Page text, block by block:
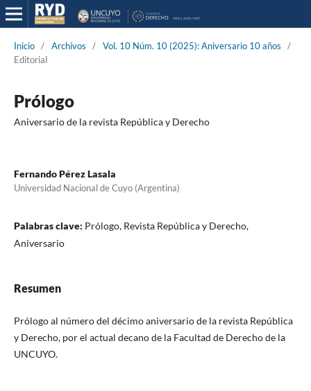
Inicio / Archivos / Vol. 10 Núm. 10 (2025): Aniversario 10 años
/
Editorial
Prólogo
Aniversario de la revista República y Derecho
Fernando Pérez Lasala
Universidad Nacional de Cuyo (Argentina)
Palabras clave: Prólogo, Revista República y Derecho,
Aniversario
Resumen
Prólogo al número del décimo aniversario de la revista República
y Derecho, por el actual decano de la Facultad de Derecho de la
UNCUYO.